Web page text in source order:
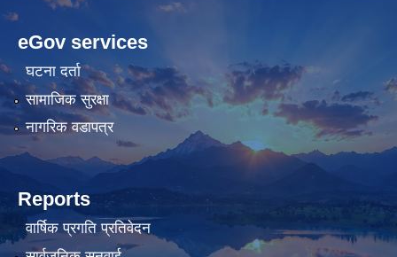
cratosroyalbet
bahis
siteleri
lunadark.org
bahis
siteleri
eGov services
घटना दर्ता
सामाजिक सुरक्षा
नागरिक वडापत्र
Reports
वार्षिक प्रगति प्रतिवेदन